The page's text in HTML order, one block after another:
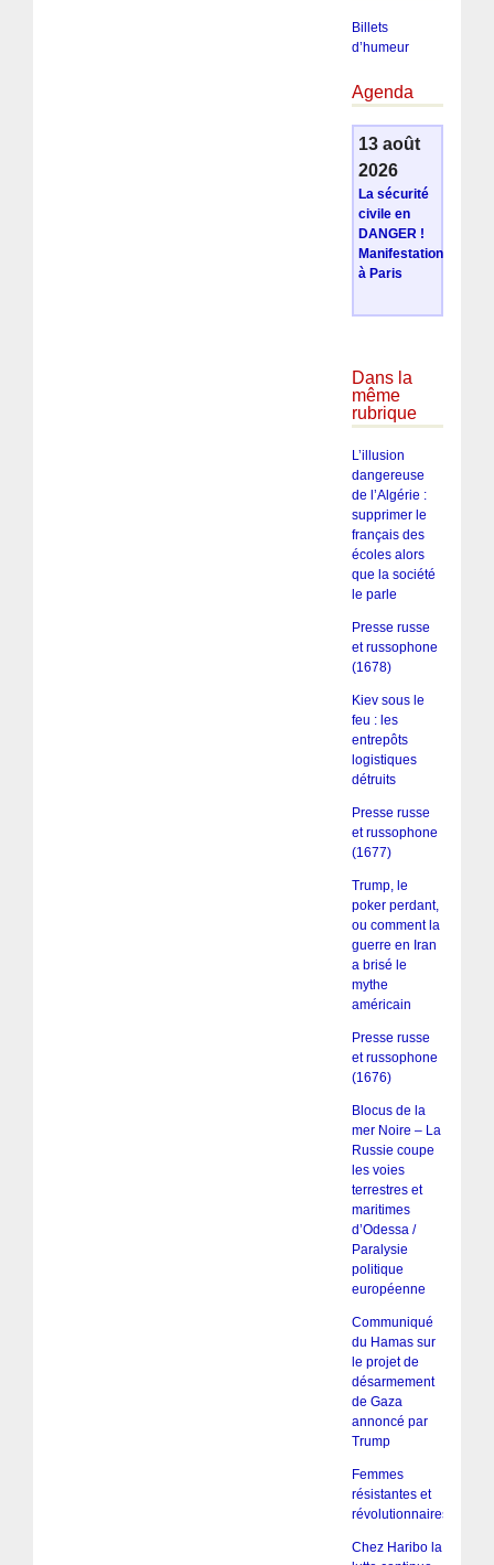
Billets
d’humeur
Agenda
13 août
2026
La sécurité
civile en
DANGER !
Manifestation
à Paris
Dans la
même
rubrique
L’illusion
dangereuse
de l’Algérie :
supprimer le
français des
écoles alors
que la société
le parle
Presse russe
et russophone
(1678)
Kiev sous le
feu : les
entrepôts
logistiques
détruits
Presse russe
et russophone
(1677)
Trump, le
poker perdant,
ou comment la
guerre en Iran
a brisé le
mythe
américain
Presse russe
et russophone
(1676)
Blocus de la
mer Noire – La
Russie coupe
les voies
terrestres et
maritimes
d’Odessa /
Paralysie
politique
européenne
Communiqué
du Hamas sur
le projet de
désarmement
de Gaza
annoncé par
Trump
Femmes
résistantes et
révolutionnaires
Chez Haribo la